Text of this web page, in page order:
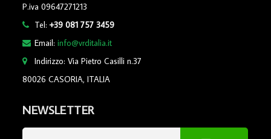
P.iva 09647271213
Tel:+39 081 757 3459
Email:info@vrditalia.it
Indirizzo: Via Pietro Casilli n.37
80026 CASORIA, ITALIA
NEWSLETTER